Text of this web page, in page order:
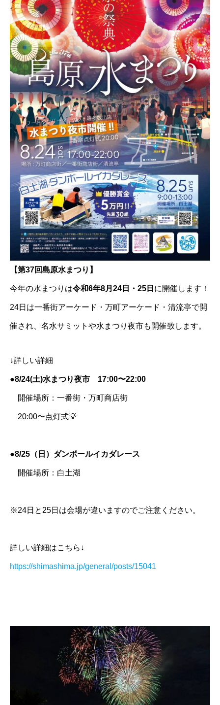
【第37回島原水まつり】
今年の水まつりは令和6年8月24日・25日 に開催します！
24日は一番街アーケード・万町アーケード・清流亭で開
催され、名水サミットや水まつり夜市も開催致します。
↓詳しい詳細
●8/24(土)水まつり夜市 17:00〜22:00
開催場所：一番街・万町商店街
20:00〜点灯式💡
●8/25（日）ダンボールイカダレース
開催場所：白土湖
※24日と25日は会場が違いますのでご注意ください。
詳しい詳細はこちら↓
https://shimashima.jp/general/posts/15041